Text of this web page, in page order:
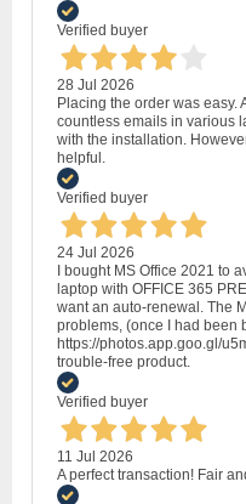
Verified buyer
28 Jul 2026
Placing the order was easy.
countless emails in various
with the installation.
helpful.
Verified buyer
24 Jul 2026
I bought MS Office 2021 to
laptop with OFFICE 365
want an auto-renewal. The
problems, (once I had been
https://photos.app.goo.gl/
trouble-free product.
Verified buyer
11 Jul 2026
A perfect transaction! Fair